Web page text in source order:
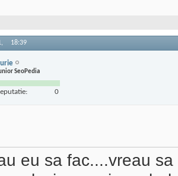
18:39
SeoPedia
0
eu sa fac....vreau